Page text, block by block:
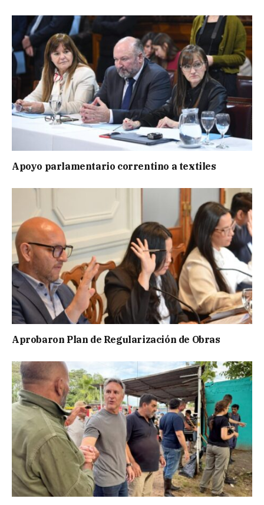
Apoyo parlamentario correntino a textiles
Aprobaron Plan de Regularización de Obras